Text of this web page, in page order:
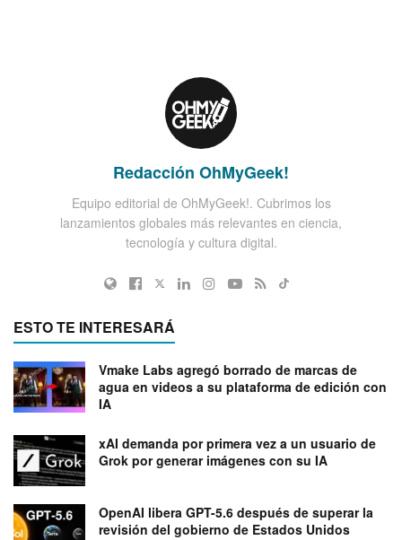
Redacción OhMyGeek!
Equipo editorial de OhMyGeek!. Cubrimos los
lanzamientos globales más relevantes en ciencia,
tecnología y cultura digital.
ESTO TE INTERESARÁ
Vmake Labs agregó borrado de marcas de
agua en videos a su plataforma de edición con
IA
xAI demanda por primera vez a un usuario de
Grok por generar imágenes con su IA
OpenAI libera GPT-5.6 después de superar la
revisión del gobierno de Estados Unidos